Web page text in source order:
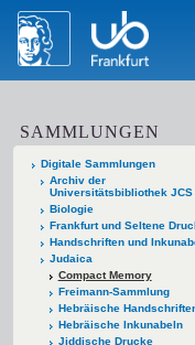
SAMMLUNGEN
Digitale Sammlungen
Archiv der
Universitätsbibliothek JCS
Biologie
Frankfurt und Seltene
Handschriften und
Judaica
Compact Memory
Freimann-Sammlung
Hebräische
Hebräische Inkunabeln
Jiddische Drucke